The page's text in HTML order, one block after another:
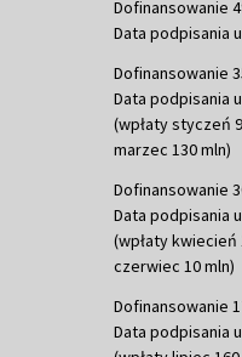
Dofinansowanie
Data podpisania
Dofinansowanie
Data podpisania
(wpłaty styczeń
marzec 130 mln)
Dofinansowanie
Data podpisania
(wpłaty kwiecień
czerwiec 10 mln)
Dofinansowanie
Data podpisania